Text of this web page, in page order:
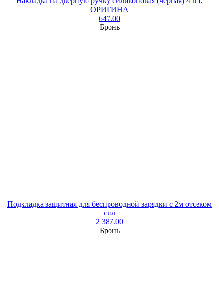
ОРИГИНА
647.00
Бронь
Подкладка защитная для беспроводной зарядки с 2м отсеком
сил
2 387.00
Бронь